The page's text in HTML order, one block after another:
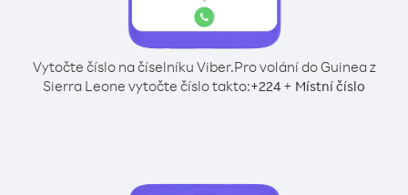
Vytočte číslo na číselníku Viber.Pro volání do Guinea z
Sierra Leone vytočte číslo takto:+224 + Místní číslo